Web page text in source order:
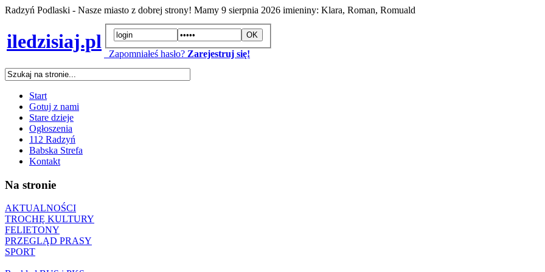
Radzyń Podlaski - Nasze miasto z dobrej strony! Mamy 9 sierpnia 2026 imieniny: Klara, Roman, Romuald
iledzisiaj.pl
Zapomniałeś hasło? Zarejestruj się!
Start
Gotuj z nami
Stare dzieje
Ogłoszenia
112 Radzyń
Babska Strefa
Kontakt
Na stronie
AKTUALNOŚCI
TROCHĘ KULTURY
FELIETONY
PRZEGLĄD PRASY
SPORT